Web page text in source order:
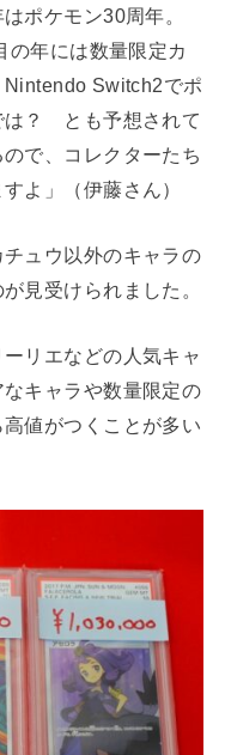
ポケモン30周年。
の年には数量限定カ
Switch2でポ
は？ とも予想されて
で、コレクターたち
よ」（伊藤さん）
ュウ以外のキャラの
見受けられました。
リエなどの人気キャ
キャラや数量限定の
値がつくことが多い